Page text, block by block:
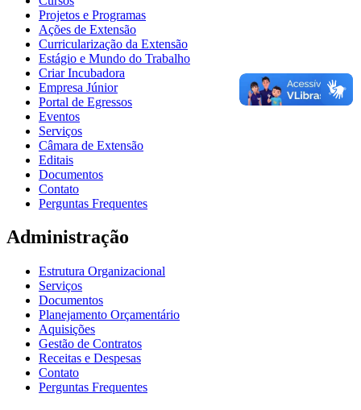
Projetos e Programas
Ações de Extensão
Curricularização da Extensão
Estágio e Mundo do Trabalho
Criar Incubadora
Empresa Júnior
Portal de Egressos
Eventos
Serviços
Câmara de Extensão
Editais
Documentos
Contato
Perguntas Frequentes
Administração
Estrutura Organizacional
Serviços
Documentos
Planejamento Orçamentário
Aquisições
Gestão de Contratos
Receitas e Despesas
Contato
Perguntas Frequentes